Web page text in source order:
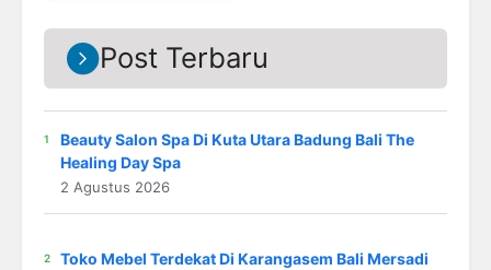
Post Terbaru
Beauty Salon Spa Di Kuta Utara Badung Bali The
Healing Day Spa
2 Agustus 2026
Toko Mebel Terdekat Di Karangasem Bali Mersadi